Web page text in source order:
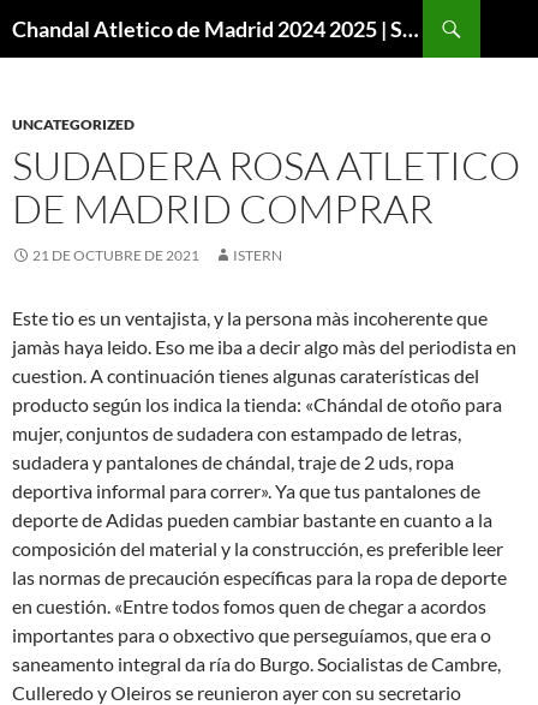
Chandal Atletico de Madrid 2024 2025 | SuperVigo
UNCATEGORIZED
SUDADERA ROSA ATLETICO
DE MADRID COMPRAR
21 DE OCTUBRE DE 2021 ISTERN
Este tio es un ventajista, y la persona màs incoherente que
jamàs haya leido. Eso me iba a decir algo màs del periodista en
cuestion. A continuación tienes algunas caraterísticas del
producto según los indica la tienda: «Chándal de otoño para
mujer, conjuntos de sudadera con estampado de letras,
sudadera y pantalones de chándal, traje de 2 uds, ropa
deportiva informal para correr». Ya que tus pantalones de
deporte de Adidas pueden cambiar bastante en cuanto a la
composición del material y la construcción, es preferible leer
las normas de precaución específicas para la ropa de deporte
en cuestión. «Entre todos fomos quen de chegar a acordos
importantes para o obxectivo que perseguíamos, que era o
saneamento integral da ría do Burgo. Socialistas de Cambre,
Culleredo y Oleiros se reunieron ayer con su secretario